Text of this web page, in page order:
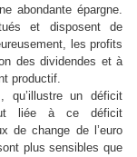
abondante épargne.
et disposent de
les profits
des dividendes et à
productif.
qu’illustre un déficit
liée à ce déficit
de change de l’euro
plus sensibles que